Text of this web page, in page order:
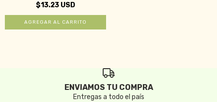
$13.23 USD
ENVIAMOS TU COMPRA
Entregas a todo el país